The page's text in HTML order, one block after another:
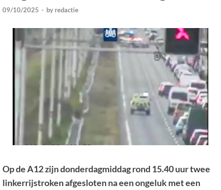
09/10/2025 - by redactie
Op de A12 zijn donderdagmiddag rond 15.40 uur twee
linkerrijstroken afgesloten na een ongeluk met een